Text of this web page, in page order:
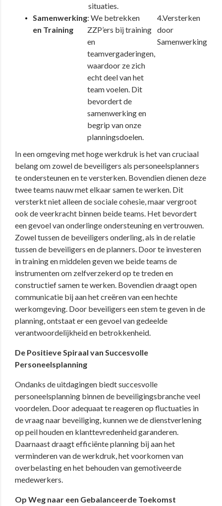
situaties.
Samenwerking
en Training
: We betrekken
ZZP’ers bij training
en
teamvergaderingen,
waardoor ze zich
echt deel van het
team voelen. Dit
bevordert de
samenwerking en
begrip van onze
planningsdoelen.
4.Versterken
door
Samenwerking
In een omgeving met hoge werkdruk is het van cruciaal
belang om zowel de beveiligers als personeelsplanners
te ondersteunen en te versterken. Bovendien dienen deze
twee teams nauw met elkaar samen te werken. Dit
versterkt niet alleen de sociale cohesie, maar vergroot
ook de veerkracht binnen beide teams. Het bevordert
een gevoel van onderlinge ondersteuning en vertrouwen.
Zowel tussen de beveiligers onderling, als in de relatie
tussen de beveiligers en de planners. Door te investeren
in training en middelen geven we beide teams de
instrumenten om zelfverzekerd op te treden en
constructief samen te werken. Bovendien draagt open
communicatie bij aan het creëren van een hechte
werkomgeving. Door beveiligers een stem te geven in de
planning, ontstaat er een gevoel van gedeelde
verantwoordelijkheid en betrokkenheid.
De Positieve Spiraal van Succesvolle
Personeelsplanning
Ondanks de uitdagingen biedt succesvolle
personeelsplanning binnen de beveiligingsbranche veel
voordelen. Door adequaat te reageren op fluctuaties in
de vraag naar beveiliging, kunnen we de dienstverlening
op peil houden en klanttevredenheid garanderen.
Daarnaast draagt efficiënte planning bij aan het
verminderen van de werkdruk, het voorkomen van
overbelasting en het behouden van gemotiveerde
medewerkers.
Op Weg naar een Gebalanceerde Toekomst